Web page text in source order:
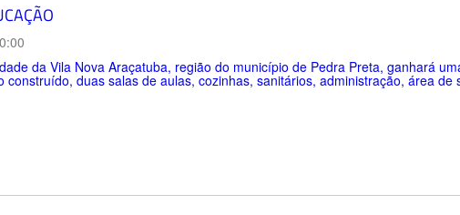
da Vila Nova Araçatuba, região do município de Pedra Preta, ganhará
construído, duas salas de aulas, cozinhas, sanitários, administração, área